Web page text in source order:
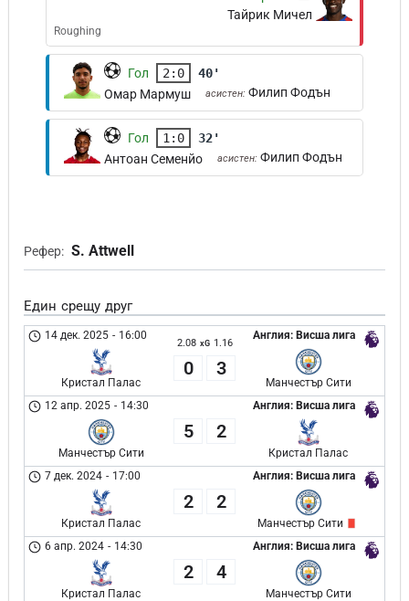
Тайрик Мичел
Roughing
Гол 2:0
40'
Омар Мармуш
асистен: Филип Фодън
Гол 1:0
32'
Антоан Семенйо
асистен: Филип Фодън
Рефер: S. Attwell
Един срещу друг
Англия: Висша лига
14 дек. 2025 - 16:00
Кристал Палас
2.08 xG 1.16
0 3
Манчестър Сити
Англия: Висша лига
12 апр. 2025 - 14:30
Манчестър Сити
5 2
Кристал Палас
Англия: Висша лига
7 дек. 2024 - 17:00
Кристал Палас
2 2
Манчестър Сити
Англия: Висша лига
6 апр. 2024 - 14:30
Кристал Палас
2 4
Манчестър Сити